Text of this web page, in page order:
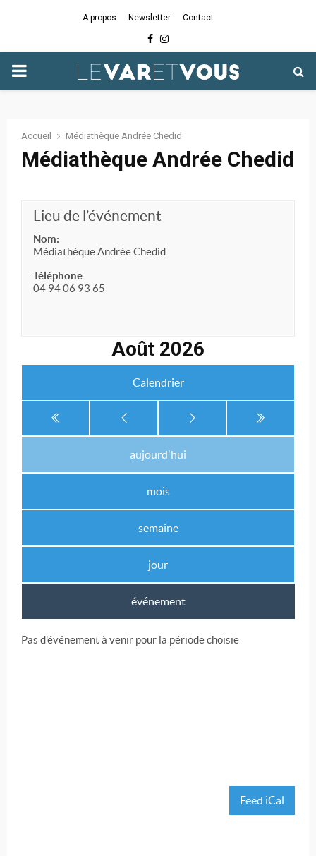
A propos Newsletter Contact
Facebook
Instagram
PRIMARY
Accueil Médiathèque Andrée Chedid
Médiathèque Andrée Chedid
Lieu de l’événement
Nom:
Médiathèque Andrée Chedid
Téléphone
04 94 06 93 65
Août 2026
Calendrier
aujourd'hui
mois
semaine
jour
événement
Pas d'événement à venir pour la période choisie
Feed iCal